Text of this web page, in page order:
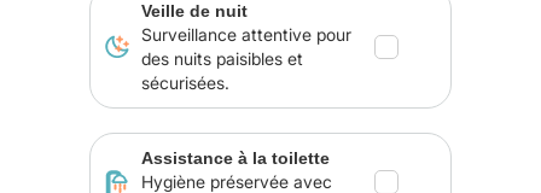
Veille de nuit
Surveillance attentive pour
des nuits paisibles et
sécurisées.
Assistance à la toilette
Hygiène préservée avec